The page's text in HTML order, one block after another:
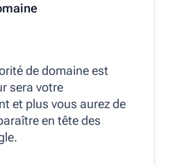
de domaine est
sera votre
et plus vous aurez de
en tête des